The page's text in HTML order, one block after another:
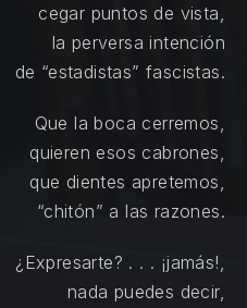
cegar puntos de vista,
la perversa intención
de “estadistas” fascistas.
Que la boca cerremos,
quieren esos cabrones,
que dientes apretemos,
“chitón” a las razones.
¿Expresarte? . . . ¡jamás!,
nada puedes decir,